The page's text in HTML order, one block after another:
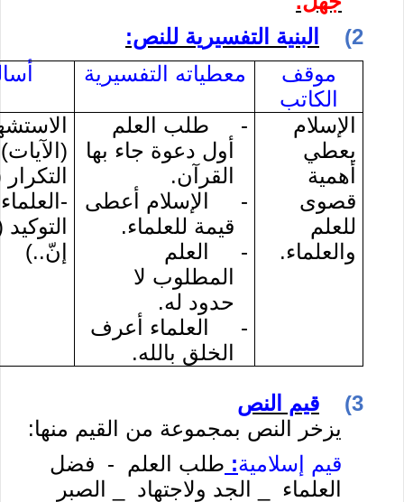
2)
البنية التفسيرية للنص:
موقف
الكاتب
معطياته التفسيرية
الإسلام
يعطي
أهمية
قصوى
للعلم
والعلماء.
-
طلب العلم
أول دعوة جاء بها
القرآن.
-
الإسلام أعطى
قيمة للعلماء.
-
العلم
المطلوب لا
حدود له.
-
العلماء أعرف
الخلق بالله.
(الآيات)
-
إنّ..)
3)
قيم النص
يزخر النص بمجموعة من القيم منها:
قيم إسلامية: طلب العلم - فضل
العلماء _ الجد ولاجتهاد _ الصبر